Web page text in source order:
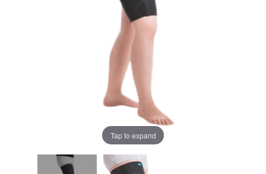
Tap to expand